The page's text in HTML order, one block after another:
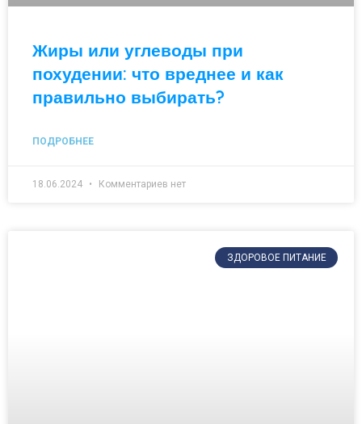
Жиры или углеводы при
похудении: что вреднее и как
правильно выбирать?
ПОДРОБНЕЕ
18.06.2024 Комментариев нет
ЗДОРОВОЕ ПИТАНИЕ